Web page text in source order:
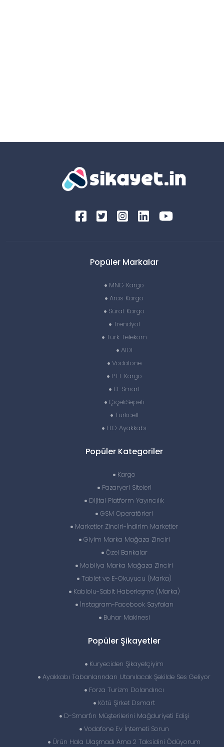
Popüler Markalar
MNG Kargo
Aras Kargo
Sürat Kargo
Trendyol
Türk Telekom
A101
Vodafone
PTT Kargo
D-Smart
ÇiçekSepeti
Turkcell
FLO Ayakkabı
Popüler Kategoriler
Kargo
Pazaryeri Siteleri
Dijital Platform Yayıncılık
GSM Operatörleri
Marketler Zinciri-İndirim Marketler
Giyim Marka Mağaza Zinciri
Özel Bankalar
Mobilya Marka Mağaza Zinciri
Tablet ve E-Okuyucu (Marka)
Kablolu-Sabit Haberleşme (Marka)
İnstagram-Facebook Sayfaları
Buhar Makinesi
Popüler Şikayetler
Kuryeciden Şikayetçiyim
Ayakkabı Tabanlarından Utanılacak Şekilde Ses Geliyor
Forza Turizm Dolandırıcı
Kötü Şirket Dsmart
D-Smart'ın Müşterilerini Mağduriyeti Edişi
Vodafone Ev İnterneti Sorun
Ürün Hala Ulaşmadı Ama 2 Taksidini Ödüyorum